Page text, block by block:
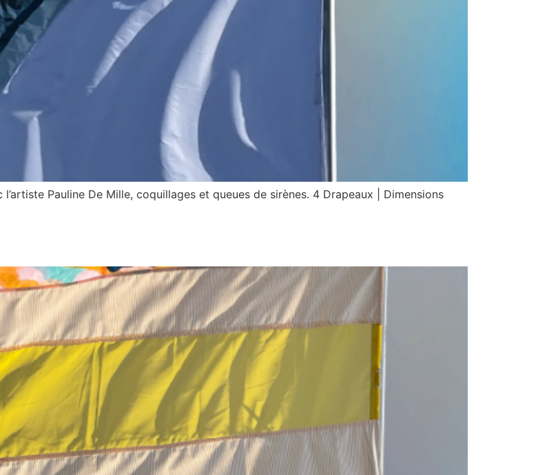
Pauline De Mille, coquillages et queues de sirènes. 4 Drapeaux | Dimensions